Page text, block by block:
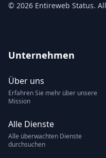
© 2026 Entireweb Status.
Unternehmen
Über uns
Erfahren Sie mehr über unsere
Mission
Alle Dienste
Alle überwachten Dienste
durchsuchen